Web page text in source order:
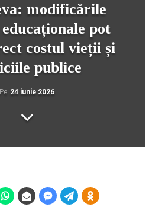
modificările
pot
costul vieții și
publice
Pe 24 iunie 2026